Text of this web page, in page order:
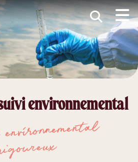
économique )
nouveaux arrivants )
environnemental